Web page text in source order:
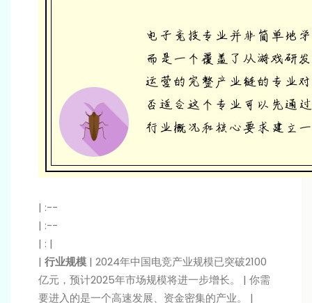
| :--
| :--
| : |
| 行业规模 | 2024年中国电竞产业规模已突破2100
亿元，预计2025年市场规模将进一步增长。 | 你需
要进入的是一个高速发展、资金密集的产业。 |